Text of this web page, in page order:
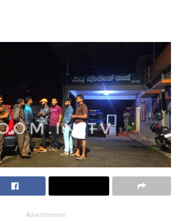
Advertisement